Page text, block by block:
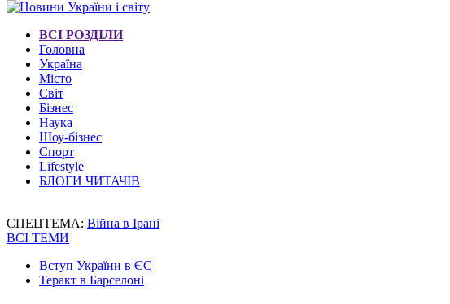
ВСІ РОЗДІЛИ
Головна
Україна
Місто
Світ
Бізнес
Наука
Шоу-бізнес
Спорт
Lifestyle
БЛОГИ ЧИТАЧІВ
СПЕЦТЕМА: Війна в Ірані
ВСІ ТЕМИ
Вступ України в ЄС
Теракт в Барселоні